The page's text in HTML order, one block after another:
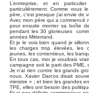
L’entreprise, et en
particulièrement. Comme vous
père, c’est presque j’ai envie de
Avec mon père qui a commencé
pour ensuite monter sa boîte
pendant les 30 glorieuses
années Mitterrand.
Et je le vois bien quand je
les charges trop élevées, les
jeunes, les contentieux, les
En tous cas, moi je voudrais
campagne soit le parti des PME,
Je n’ai rien contre les grands
nous. Xavier Darcos disait
ministre » ; et bien les grandes
TPE, elles ont besoin des